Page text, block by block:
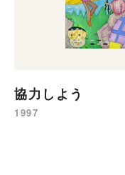
協力しよう
1997